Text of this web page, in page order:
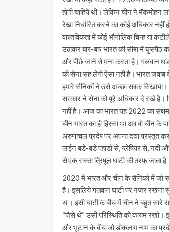
होनी चाहिये थी। लेकिन चीन ने मॅकमोहन
रेखा निर्धारित करने का कोई अधिकार
वास्तविकता में कोई भौगोलिक चिन्ह या
उठाकर बार-बार भारत की सीमा में घुसपैठ
और पीछे जाने से मना करता है। गलवान
की सेना सह लेंगी ऐसा नही है। भारत जवाब
हमारे सैनिकों ने उसे अच्छा सबक
सरकार ने सेना को पूरे अधिकार दे रखे है।
नहीं है। आज का भारत यह 2022 का
चीन भारत का ही हिस्सा था अब वो चीन के
अरुणाचल प्रदेष पर अपना दावा प्रस्तुत
लाईन बडे-बडे पहाडों से, ग्लेषियर से, नदी
से एक रास्ता त्रिषूल घाटी की तरफ
2020 में भारत और चीन के सैनिको में जो
है। इसलिये गलवान घाटी पर नजर रखना
था। इसी घाटी के बीच में चीन ने बहुत
“जैसे थे“ उसी परिस्थिति को कायम रखो।
और भूटान के बीच जो डोकलाम नाम का